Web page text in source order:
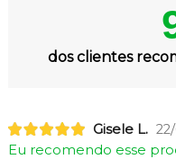
dos clientes
Gisele L.
Eu recomendo esse